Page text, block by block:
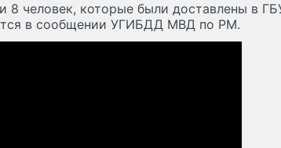
8 человек, которые были доставлены в
в сообщении УГИБДД МВД по РМ.